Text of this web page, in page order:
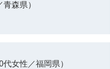
森県）
女性／福岡県）